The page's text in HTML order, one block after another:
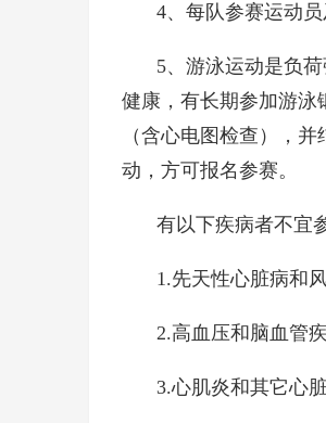
4、每队参赛运动
5、游泳运动是负
健康，有长期参加游泳
（含心电图检查），
动，方可报名参赛。
有以下疾病者不宜
1.先天性心脏病和
2.高血压和脑血管疾
3.心肌炎和其它心脏